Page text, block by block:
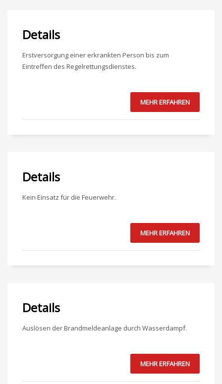
Details
Erstversorgung einer erkrankten Person bis zum
Eintreffen des Regelrettungsdienstes.
MEHR ERFAHREN
Details
Kein Einsatz für die Feuerwehr.
MEHR ERFAHREN
Details
Auslösen der Brandmeldeanlage durch Wasserdampf.
MEHR ERFAHREN